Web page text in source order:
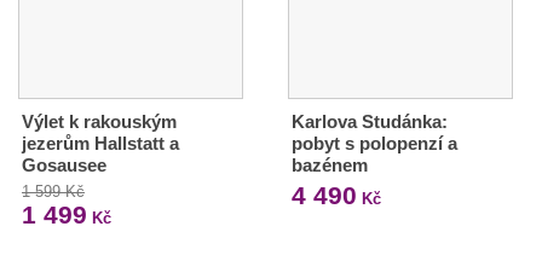
Výlet k rakouským
jezerům Hallstatt a
Gosausee
1 599 Kč
1 499 Kč
Karlova Studánka:
pobyt s polopenzí a
bazénem
4 490 Kč